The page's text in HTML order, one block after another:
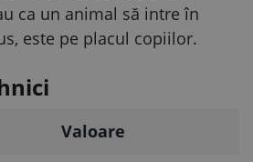
ca un animal să intre în
este pe placul copiilor.
Valoare